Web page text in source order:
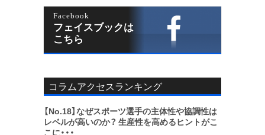
Facebook
フェイスブックは
こちら
コラムアクセスランキング
【No.18】 なぜスポーツ選手の主体性や協調性は
レベルが高いのか？ 生産性を高めるヒントがこ
こに・・・